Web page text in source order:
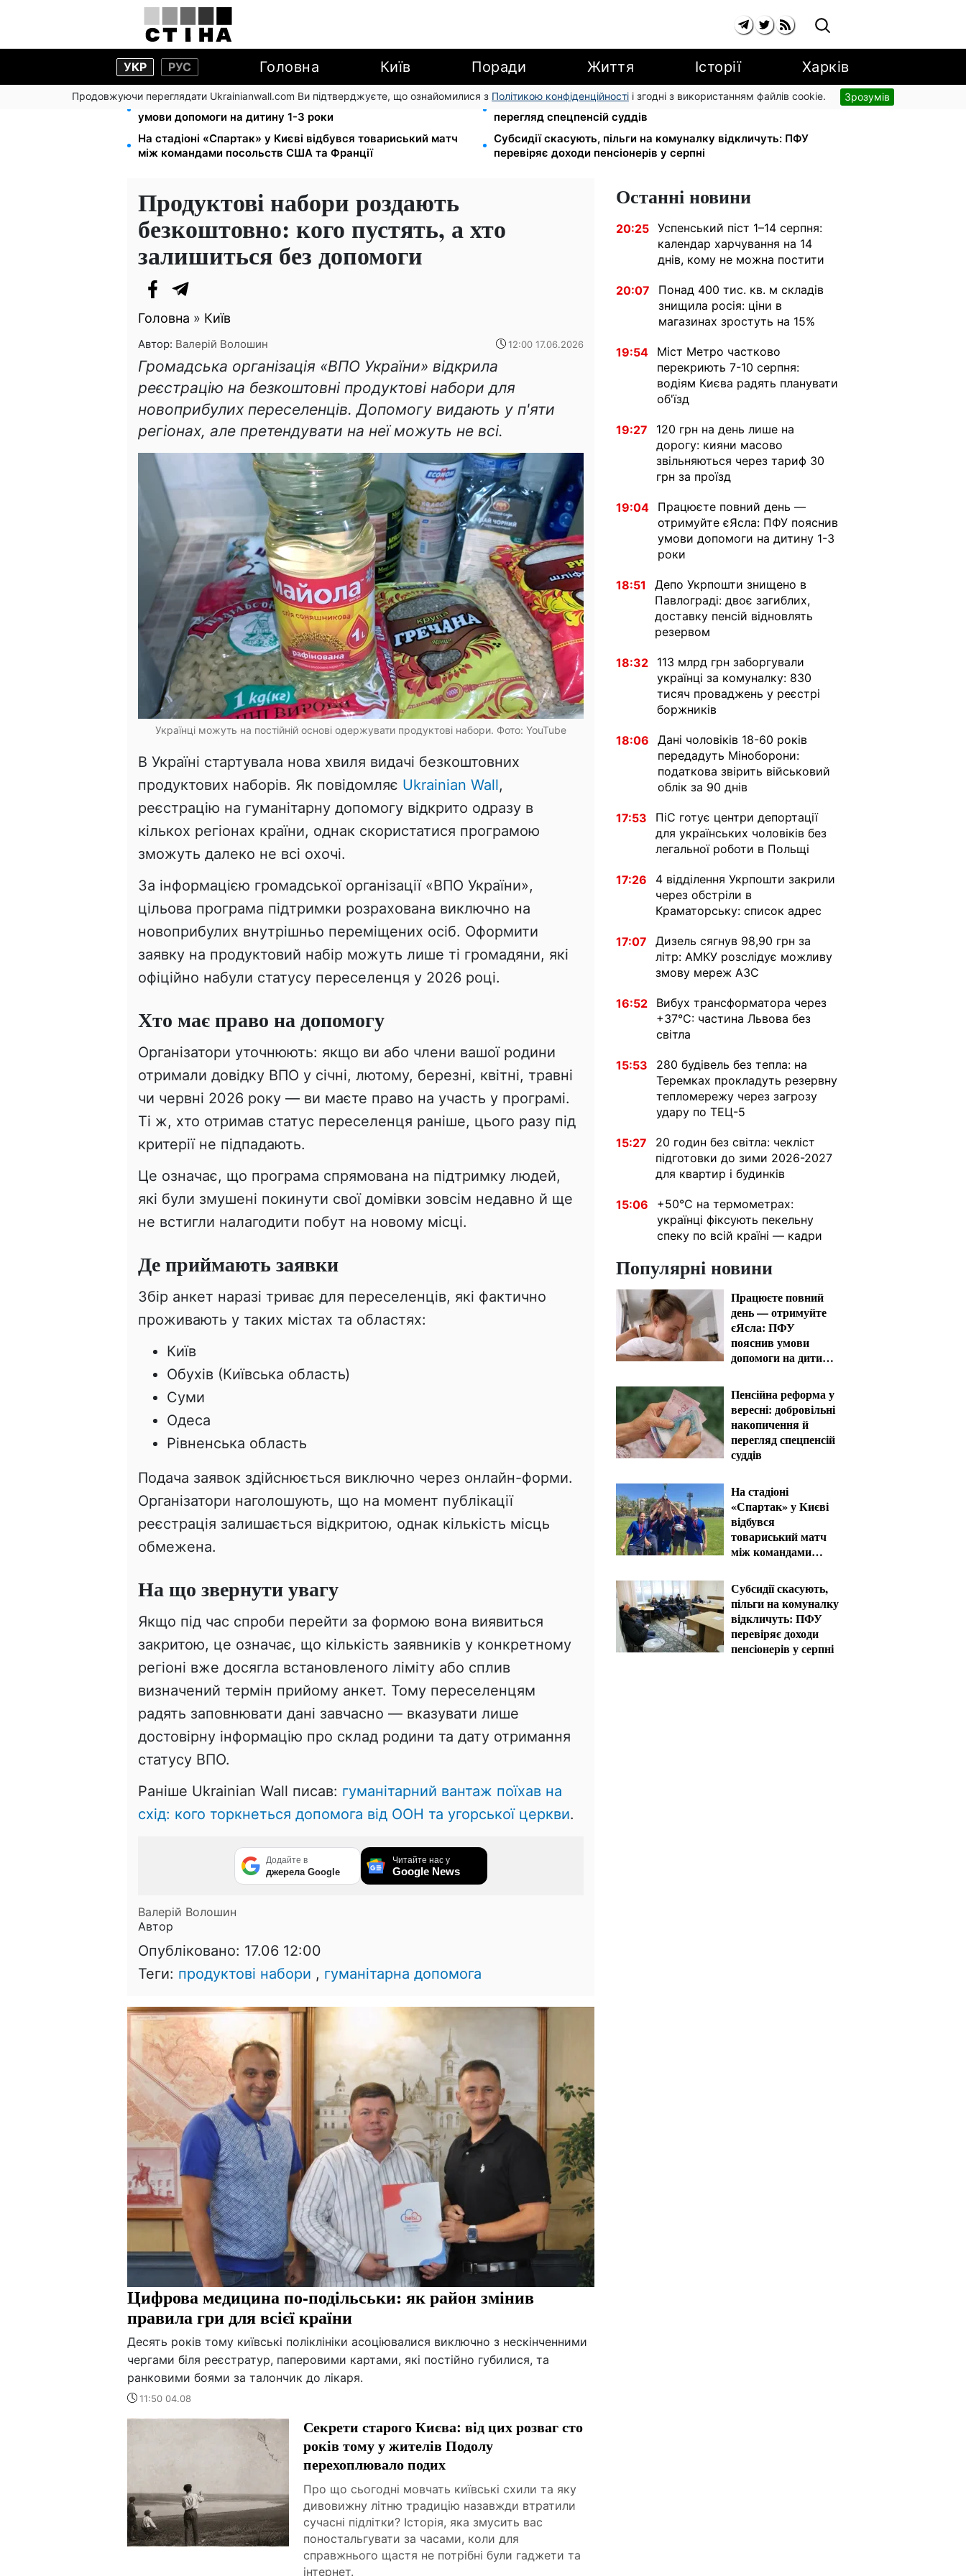
УКР РУС Головна Київ Поради Життя Історії Харків
Продовжуючи переглядати Ukrainianwall.com Ви підтверджуєте, що ознайомилися з Політикою конфіденційності і згодні з використанням файлів cookie. Зрозумів
Працюєте повний день — отримуйте єЯсла: ПФУ пояснив
умови допомоги на дитину 1-3 роки
Пенсійна реформа у вересні: добровільні накопичення й
перегляд спецпенсій суддів
На стадіоні «Спартак» у Києві відбувся товариський матч
між командами посольств США та Франції
Субсидії скасують, пільги на комуналку відкличуть: ПФУ
перевіряє доходи пенсіонерів у серпні
Продуктові набори роздають
безкоштовно: кого пустять, а хто
залишиться без допомоги
Головна » Київ
Автор: Валерій Волошин 12:00 17.06.2026
Громадська організація «ВПО України» відкрила
реєстрацію на безкоштовні продуктові набори для
новоприбулих переселенців. Допомогу видають у п'яти
регіонах, але претендувати на неї можуть не всі.
Українці можуть на постійній основі одержувати продуктові набори. Фото: YouTube
В Україні стартувала нова хвиля видачі безкоштовних
продуктових наборів. Як повідомляє Ukrainian Wall,
реєстрацію на гуманітарну допомогу відкрито одразу в
кількох регіонах країни, однак скористатися програмою
зможуть далеко не всі охочі.
За інформацією громадської організації «ВПО України»,
цільова програма підтримки розрахована виключно на
новоприбулих внутрішньо переміщених осіб. Оформити
заявку на продуктовий набір можуть лише ті громадяни, які
офіційно набули статусу переселенця у 2026 році.
Хто має право на допомогу
Організатори уточнюють: якщо ви або члени вашої родини
отримали довідку ВПО у січні, лютому, березні, квітні, травні
чи червні 2026 року — ви маєте право на участь у програмі.
Ті ж, хто отримав статус переселенця раніше, цього разу під
критерії не підпадають.
Це означає, що програма спрямована на підтримку людей,
які були змушені покинути свої домівки зовсім недавно й ще
не встигли налагодити побут на новому місці.
Де приймають заявки
Збір анкет наразі триває для переселенців, які фактично
проживають у таких містах та областях:
Київ
Обухів (Київська область)
Суми
Одеса
Рівненська область
Подача заявок здійснюється виключно через онлайн-форми.
Організатори наголошують, що на момент публікації
реєстрація залишається відкритою, однак кількість місць
обмежена.
На що звернути увагу
Якщо під час спроби перейти за формою вона виявиться
закритою, це означає, що кількість заявників у конкретному
регіоні вже досягла встановленого ліміту або сплив
визначений термін прийому анкет. Тому переселенцям
радять заповнювати дані завчасно — вказувати лише
достовірну інформацію про склад родини та дату отримання
статусу ВПО.
Раніше Ukrainian Wall писав: гуманітарний вантаж поїхав на
схід: кого торкнеться допомога від ООН та угорської церкви.
Додайте в
джерела Google
Читайте нас у
Google News
Валерій Волошин
Автор
Опубліковано: 17.06 12:00
Теги: продуктові набори , гуманітарна допомога
Цифрова медицина по-подільськи: як район змінив
правила гри для всієї країни
Десять років тому київські поліклініки асоціювалися виключно з нескінченними
чергами біля реєстратур, паперовими картами, які постійно губилися, та
ранковими боями за талончик до лікаря.
11:50 04.08
Секрети старого Києва: від цих розваг сто
років тому у жителів Подолу
перехоплювало подих
Про що сьогодні мовчать київські схили та яку
дивовижну літню традицію назавжди втратили
сучасні підлітки? Історія, яка змусить вас
поностальгувати за часами, коли для
справжнього щастя не потрібні були гаджети та
інтернет.
Останні новини
20:25 Успенський піст 1–14 серпня:
календар харчування на 14
днів, кому не можна постити
20:07
Понад 400 тис. кв. м складів
знищила росія: ціни в
магазинах зростуть на 15%
19:54
Міст Метро частково
перекриють 7-10 серпня:
водіям Києва радять планувати
об'їзд
19:27
120 грн на день лише на
дорогу: кияни масово
звільняються через тариф 30
грн за проїзд
19:04
Працюєте повний день —
отримуйте єЯсла: ПФУ пояснив
умови допомоги на дитину 1-3
роки
18:51
Депо Укрпошти знищено в
Павлограді: двоє загиблих,
доставку пенсій відновлять
резервом
18:32
113 млрд грн заборгували
українці за комуналку: 830
тисяч проваджень у реєстрі
боржників
18:06
Дані чоловіків 18-60 років
передадуть Міноборони:
податкова звірить військовий
облік за 90 днів
17:53
ПіС готує центри депортації
для українських чоловіків без
легальної роботи в Польщі
17:26
4 відділення Укрпошти закрили
через обстріли в
Краматорську: список адрес
17:07
Дизель сягнув 98,90 грн за
літр: АМКУ розслідує можливу
змову мереж АЗС
16:52
Вибух трансформатора через
+37°C: частина Львова без
світла
15:53
280 будівель без тепла: на
Теремках прокладуть резервну
тепломережу через загрозу
удару по ТЕЦ-5
15:27
20 годин без світла: чекліст
підготовки до зими 2026-2027
для квартир і будинків
15:06
+50°C на термометрах:
українці фіксують пекельну
спеку по всій країні — кадри
Популярні новини
Працюєте повний
день — отримуйте
єЯсла: ПФУ
пояснив умови
допомоги на дитину
Пенсійна реформа у
вересні: добровільні
накопичення й
перегляд спецпенсій
суддів
На стадіоні
«Спартак» у Києві
відбувся
товариський матч
між командами
Франції
Субсидії скасують,
пільги на комуналку
відкличуть: ПФУ
перевіряє доходи
пенсіонерів у серпні